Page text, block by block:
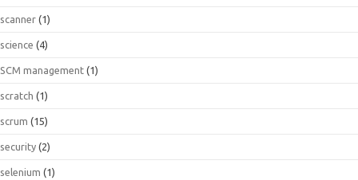
scanner (1)
science (4)
SCM management (1)
scratch (1)
scrum (15)
security (2)
selenium (1)